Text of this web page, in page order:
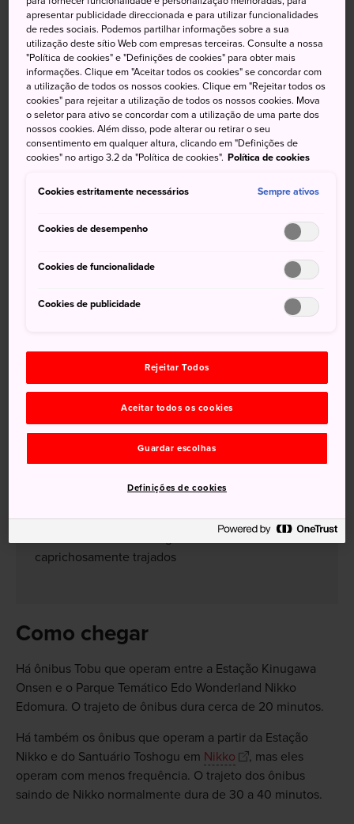
dedicado a trazer aos visitantes a cultura e a atmosfera do
período Edo (1603-1867). O parque recria uma pequena
cidade Edo com atores e atrizes desempenhando papéis
em atrações, restaurantes e serviços. A cidade recriada
tem sido altamente elogiada por sua atenção aos detalhes
e tem servido como cenário para muitos programas de TV.
Tire uma foto com alguns dos aldeões Edo
caprichosamente trajados
Como chegar
Há ônibus Tobu que operam entre a Estação Kinugawa
Onsen e o Parque Temático Edo Wonderland Nikko
Edomura. O trajeto de ônibus dura cerca de 20 minutos.
Há também os ônibus que operam a partir da Estação
Nikko e do Santuário Toshogu em Nikko
, mas eles
operam com menos frequência. O trajeto dos ônibus
saindo de Nikko normalmente dura de 30 a 40 minutos.
apresentar publicidade direccionada e para utilizar funcionalidades
de redes sociais. Podemos partilhar informações sobre a sua
utilização deste sítio Web com empresas terceiras. Consulte a nossa
"Política de cookies" e "Definições de cookies" para obter mais
informações. Clique em "Aceitar todos os cookies" se concordar com
a utilização de todos os nossos cookies. Clique em "Rejeitar todos os
cookies" para rejeitar a utilização de todos os nossos cookies. Mova
o seletor para ativo se concordar com a utilização de uma parte dos
nossos cookies. Além disso, pode alterar ou retirar o seu
consentimento em qualquer altura, clicando em "Definições de
cookies" no artigo 3.2 da "Política de cookies". Política de cookies
Cookies estritamente necessários Sempre ativos
Cookies de desempenho
Cookies de funcionalidade
Cookies de publicidade
Rejeitar Todos
Aceitar todos os cookies
Guardar escolhas
Definições de cookies